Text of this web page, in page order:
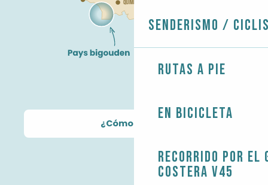
Senderismo /
Rutas a pie
En bicicleta
Recorrido por el
costera V45
¿Cómo llegar?